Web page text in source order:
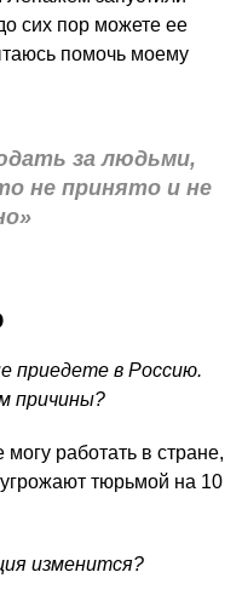
сих пор можете ее
помочь моему
за людьми,
не принято и не
приедете в Россию.
причины?
работать в стране,
тюрьмой на 10
изменится?